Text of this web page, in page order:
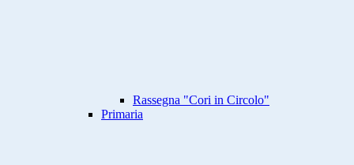
Rassegna "Cori in Circolo"
Primaria